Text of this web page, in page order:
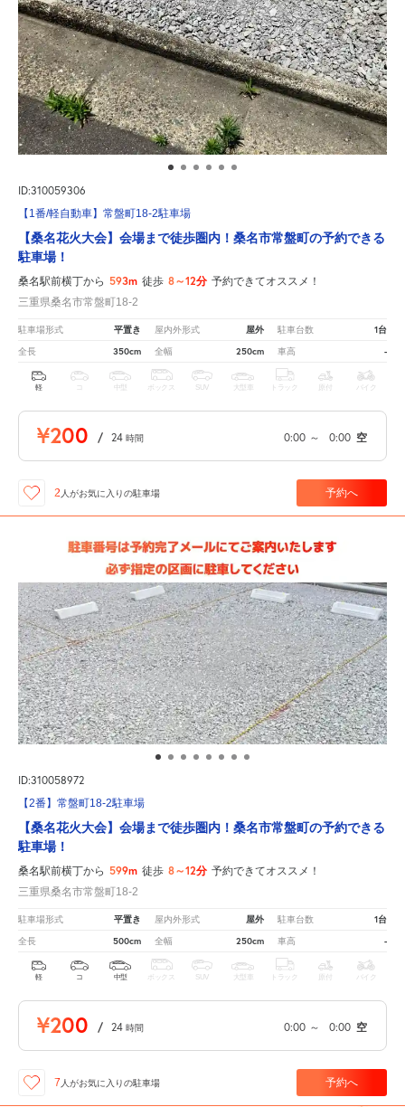
ID:310059306
【1番/軽自動車】常盤町18-2駐車場
【桑名花火大会】会場まで徒歩圏内！桑名市常盤町の予約できる
駐車場！
桑名駅前横丁から 593m 徒歩 8～12分 予約できてオススメ！
三重県桑名市常盤町18-2
駐車場形式 平置き 屋内外形式 屋外 駐車台数 1台
全長 350cm 全幅 250cm 車高 -
軽 中型 ボックス SUV 大型車 トラック 原付 バイク
¥200 / 24 時間 0:00 ～ 0:00 空
2 人がお気に入りの駐車場 予約へ
ID:310058972
【2番】常盤町18-2駐車場
【桑名花火大会】会場まで徒歩圏内！桑名市常盤町の予約できる
駐車場！
桑名駅前横丁から 599m 徒歩 8～12分 予約できてオススメ！
三重県桑名市常盤町18-2
駐車場形式 平置き 屋内外形式 屋外 駐車台数 1台
全長 500cm 全幅 250cm 車高 -
軽 コ 中型 ボックス SUV 大型車 トラック 原付 バイク
¥200 / 24 時間 0:00 ～ 0:00 空
7 人がお気に入りの駐車場 予約へ